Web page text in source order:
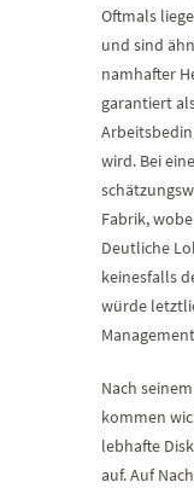
Oftmals
und sind
namhafter
garantiert
wird. Bei
Fabrik,
Deutliche
keinesfalls
würde
Nach
kommen
lebhafte
auf. Auf